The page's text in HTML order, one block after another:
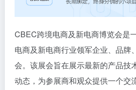
CBEC跨境电商及新电商博览会是
电商及新电商行业领军企业、品牌
会。该展会旨在展示最新的产品技
动态，为参展商和观众提供一个交